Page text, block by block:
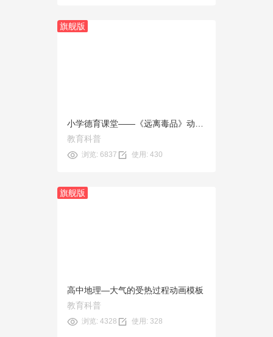
旗舰版
小学德育课堂——《远离毒品》动画模板
教育科普
浏览: 6837 使用: 430
旗舰版
高中地理—大气的受热过程动画模板
教育科普
浏览: 4328 使用: 328